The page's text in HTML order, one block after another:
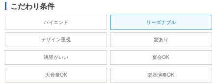
こだわり条件
ハイエンド リーズナブル
デザイン重視 窓あり
眺望がいい 宴会OK
大音量OK 楽器演奏OK